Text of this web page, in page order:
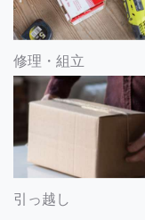
修理・組立
引っ越し